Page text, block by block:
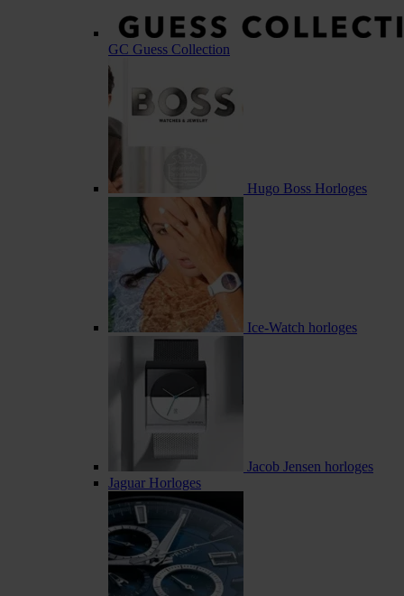
GC Guess Collection
Hugo Boss Horloges
Ice-Watch horloges
Jacob Jensen horloges
Jaguar Horloges